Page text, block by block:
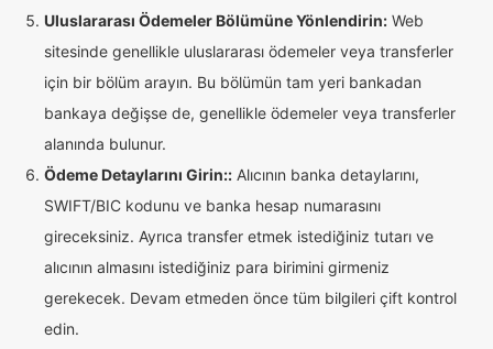
Uluslararası Ödemeler Bölümüne Yönlendirin: Web
sitesinde genellikle uluslararası ödemeler veya transferler
için bir bölüm arayın. Bu bölümün tam yeri bankadan
bankaya değişse de, genellikle ödemeler veya transferler
alanında bulunur.
Ödeme Detaylarını Girin:: Alıcının banka detaylarını,
SWIFT/BIC kodunu ve banka hesap numarasını
gireceksiniz. Ayrıca transfer etmek istediğiniz tutarı ve
alıcının almasını istediğiniz para birimini girmeniz
gerekecek. Devam etmeden önce tüm bilgileri çift kontrol
edin.